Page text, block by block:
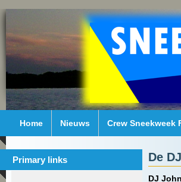
Home Nieuws Crew Sneekweek
Primary links De
DJ